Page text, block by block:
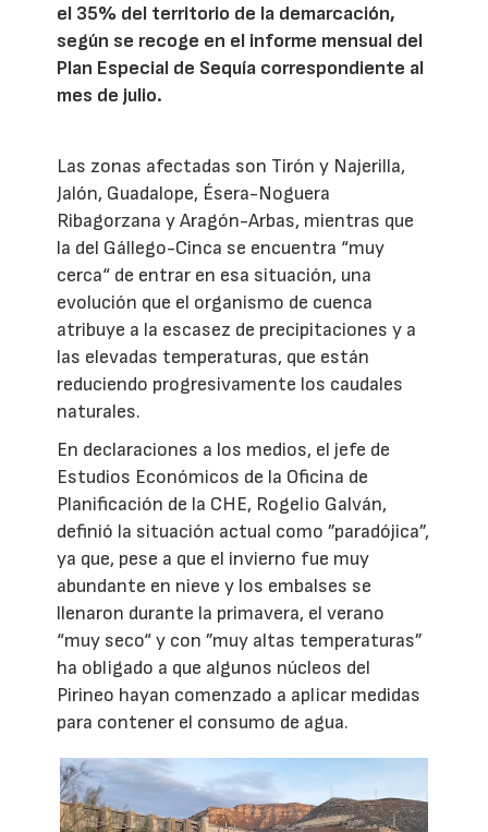
el 35% del territorio de la demarcación,
según se recoge en el informe mensual del
Plan Especial de Sequía correspondiente al
mes de julio.
Las zonas afectadas son Tirón y Najerilla,
Jalón, Guadalope, Ésera-Noguera
Ribagorzana y Aragón-Arbas, mientras que
la del Gállego-Cinca se encuentra “muy
cerca“ de entrar en esa situación, una
evolución que el organismo de cuenca
atribuye a la escasez de precipitaciones y a
las elevadas temperaturas, que están
reduciendo progresivamente los caudales
naturales.
En declaraciones a los medios, el jefe de
Estudios Económicos de la Oficina de
Planificación de la CHE, Rogelio Galván,
definió la situación actual como ”paradójica”,
ya que, pese a que el invierno fue muy
abundante en nieve y los embalses se
llenaron durante la primavera, el verano
“muy seco“ y con ”muy altas temperaturas”
ha obligado a que algunos núcleos del
Pirineo hayan comenzado a aplicar medidas
para contener el consumo de agua.